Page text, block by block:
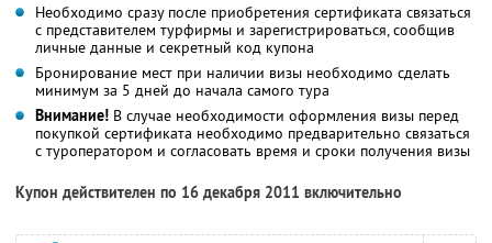
Необходимо сразу после приобретения сертификата связаться
с представителем турфирмы и зарегистрироваться, сообщив
личные данные и секретный код купона
Бронирование мест при наличии визы необходимо сделать
минимум за 5 дней до начала самого тура
Внимание! В случае необходимости оформления визы перед
покупкой сертификата необходимо предварительно связаться
с туроператором и согласовать время и сроки получения визы
Купон действителен по 16 декабря 2011 включительно